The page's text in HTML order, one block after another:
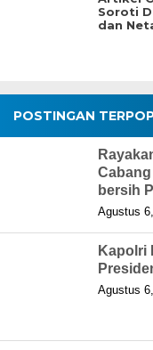
Soroti
dan
POSTINGAN
bersih
Agustus
Kapolri
Agustus